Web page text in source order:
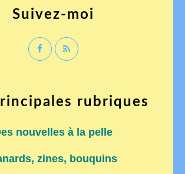
Suivez-moi
rubriques
nouvelles à la pelle
zines, bouquins